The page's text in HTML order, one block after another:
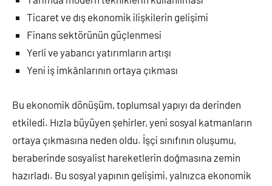
Ticaret ve dış ekonomik ilişkilerin gelişimi
Finans sektörünün güçlenmesi
Yerli ve yabancı yatırımların artışı
Yeni iş imkânlarının ortaya çıkması
Bu ekonomik dönüşüm, toplumsal yapıyı da derinden
etkiledi. Hızla büyüyen şehirler, yeni sosyal katmanların
ortaya çıkmasına neden oldu. İşçi sınıfının oluşumu,
beraberinde sosyalist hareketlerin doğmasına zemin
hazırladı. Bu sosyal yapının gelişimi, yalnızca ekonomik